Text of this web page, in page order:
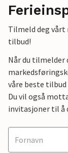
Tilmeld deg vårt
tilbud!
Når du tilmelder
våre beste
Du vil også
invitasjoner til å